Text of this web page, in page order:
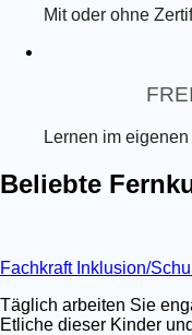
Mit oder ohne
Lernen im
Beliebte
Fachkraft Inklusion/
Täglich arbeiten Sie
Etliche dieser Kinder